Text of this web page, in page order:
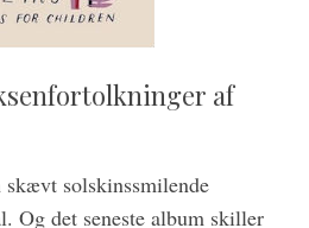
af
solskinssmilende
Og det seneste album skiller